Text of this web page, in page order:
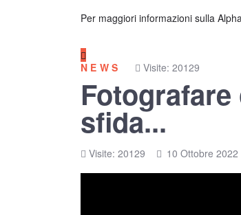
Per maggiori informazioni sulla
NEWS Visite: 20129
sfida...
10 Ottobre 2022
Visite: 20129